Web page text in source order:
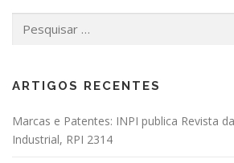
ARTIGOS RECENTES
Marcas e Patentes: INPI publica Revista
Industrial, RPI 2314